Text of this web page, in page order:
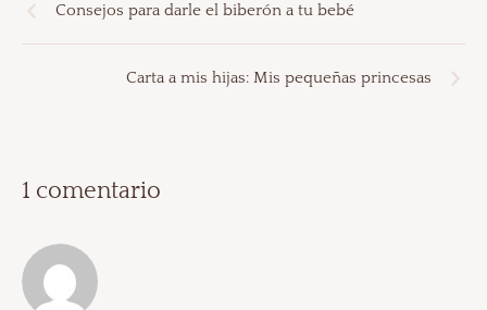
Consejos para darle el biberón a tu bebé
Carta a mis hijas: Mis pequeñas princesas
1 comentario